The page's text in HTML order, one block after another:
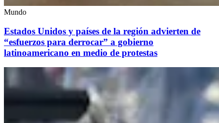
Mundo
Estados Unidos y países de la región advierten de
“esfuerzos para derrocar” a gobierno
latinoamericano en medio de protestas